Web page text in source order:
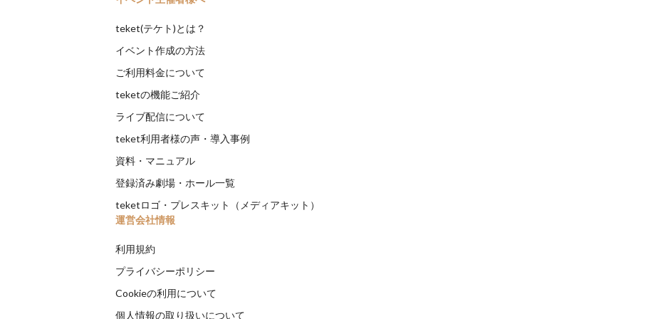
teket(テケト)とは？
イベント作成の方法
ご利用料金について
teketの機能ご紹介
ライブ配信について
teket利用者様の声・導入事例
資料・マニュアル
登録済み劇場・ホール一覧
teketロゴ・プレスキット（メディアキット）
運営会社情報
利用規約
プライバシーポリシー
Cookieの利用について
個人情報の取り扱いについて